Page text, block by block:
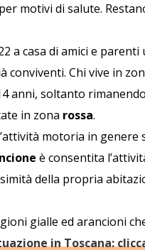
motivi di salute.
a casa di amici e
Chi vive in
anni, soltanto
in zona rossa.
motoria in genere
è consentita
della propria
gialle ed arancioni
in Toscana: